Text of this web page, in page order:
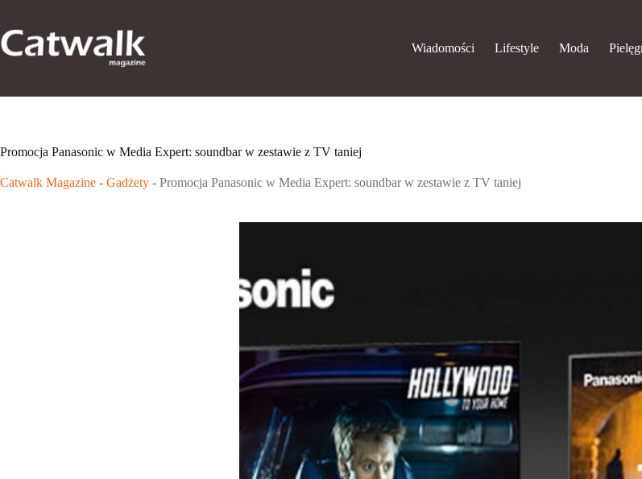
treści
Wiadomości
Lifestyle Moda
Promocja Panasonic w Media Expert: soundbar w zestawie z TV taniej
Catwalk Magazine - Gadżety - Promocja Panasonic w Media Expert: soundbar w zestawie z TV taniej